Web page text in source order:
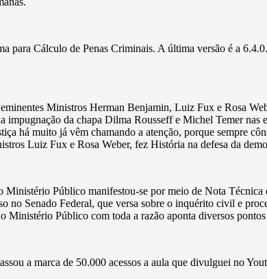
para Cálculo de Penas Criminais. A última versão é a
Ministros Herman Benjamin, Luiz Fux e Rosa
impugnação da chapa Dilma Rousseff e Michel Temer
há muito já vêm chamando a atenção, porque sempre
Luiz Fux e Rosa Weber, fez História na defesa da
Ministério Público manifestou-se por meio de Nota
no Senado Federal, que versa sobre o inquérito civil e
Ministério Público com toda a razão aponta diversos
a marca de 50.000 acessos a aula que divulguei no